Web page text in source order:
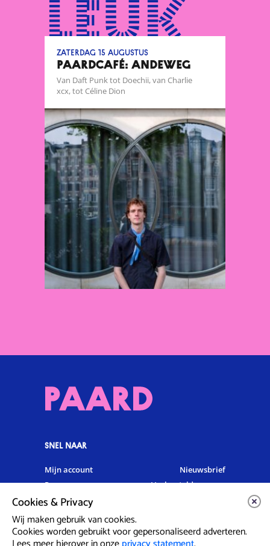
leuk
zaterdag 15 augustus
Paardcafé: Andeweg
Van Daft Punk tot Doechii, van Charlie
xcx, tot Céline Dion
SNEL NAAR
Mijn account
Nieuwsbrief
Programma
Veelgestelde vragen
Partners & Sponsoren
Artiesten info
Cookies & Privacy
Wij maken gebruik van cookies.
Cookies worden gebruikt voor gepersonaliseerd adverteren.